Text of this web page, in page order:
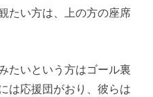
たい方は、上の方の座席
たいという方はゴール裏
は応援団がおり、彼らは